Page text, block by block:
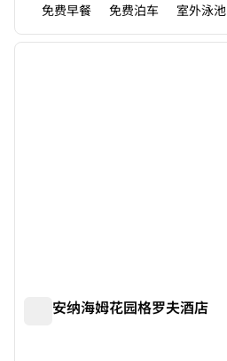
免费早餐 免费泊车 室外泳池
1/11
上一张图片
欢朋安纳海姆花园格罗夫酒店